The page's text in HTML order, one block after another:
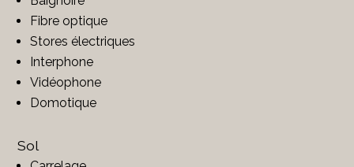
Fibre optique
Stores électriques
Interphone
Vidéophone
Domotique
Sol